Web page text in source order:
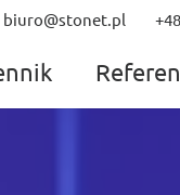
biuro@stonet.pl